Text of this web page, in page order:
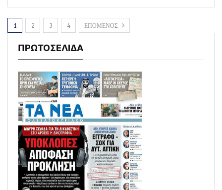
1 2 3 4 ΕΠΟΜΕΝΟΣ
ΠΡΩΤΟΣΕΛΙΔΑ